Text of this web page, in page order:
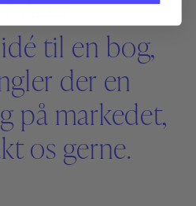
til en bog,
der en
på markedet,
os gerne.